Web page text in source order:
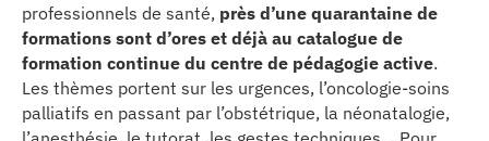
professionnels de santé, près d’une quarantaine de
formations sont d’ores et déjà au catalogue de
formation continue du centre de pédagogie active.
Les thèmes portent sur les urgences, l’oncologie-soins
palliatifs en passant par l’obstétrique, la néonatalogie,